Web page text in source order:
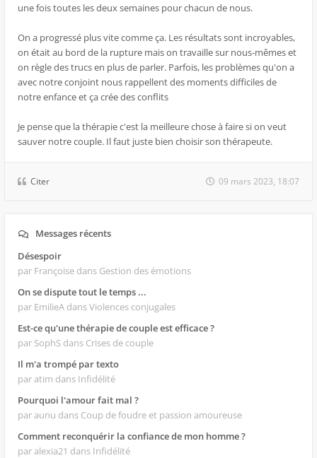
une fois toutes les deux semaines pour chacun de nous.
On a progressé plus vite comme ça. Les résultats sont incroyables,
on était au bord de la rupture mais on travaille sur nous-mêmes et
on règle des trucs en plus de parler. Parfois, les problèmes qu'on a
avec notre conjoint nous rappellent des moments difficiles de
notre enfance et ça crée des conflits
Je pense que la thérapie c'est la meilleure chose à faire si on veut
sauver notre couple. Il faut juste bien choisir son thérapeute.
Citer 09 mars 2023, 18:07
Messages récents
Désespoir
par Françoise dans Gestion des émotions
On se dispute tout le temps ...
par EmilieA dans Violences conjugales
Est-ce qu'une thérapie de couple est efficace ?
par SophS dans Crises de couple
Il m'a trompé par texto
par atim dans Infidélité
Pourquoi l'amour fait mal ?
par aunu dans Coup de foudre et passion amoureuse
Comment reconquérir la confiance de mon homme ?
par alexia21 dans Infidélité